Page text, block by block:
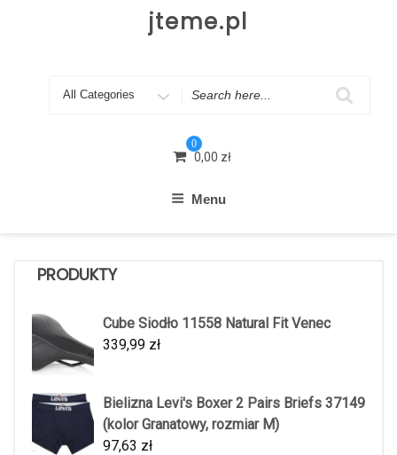
jteme.pl
Search
0
0,00 zł
Menu
PRODUKTY
Cube Siodło 11558 Natural Fit Venec
339,99 zł
Bielizna Levi's Boxer 2 Pairs Briefs 37149
(kolor Granatowy, rozmiar M)
97,63 zł